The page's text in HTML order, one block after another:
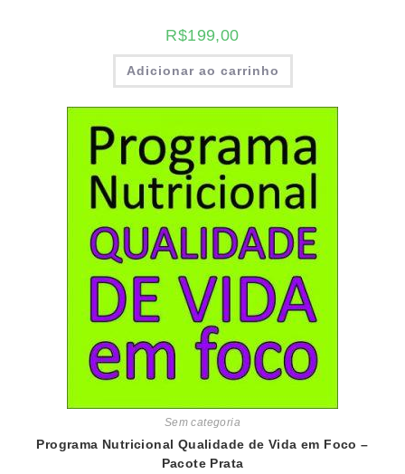
R$199,00
Adicionar ao carrinho
Sem categoria
Programa Nutricional Qualidade de Vida em Foco –
Pacote Prata